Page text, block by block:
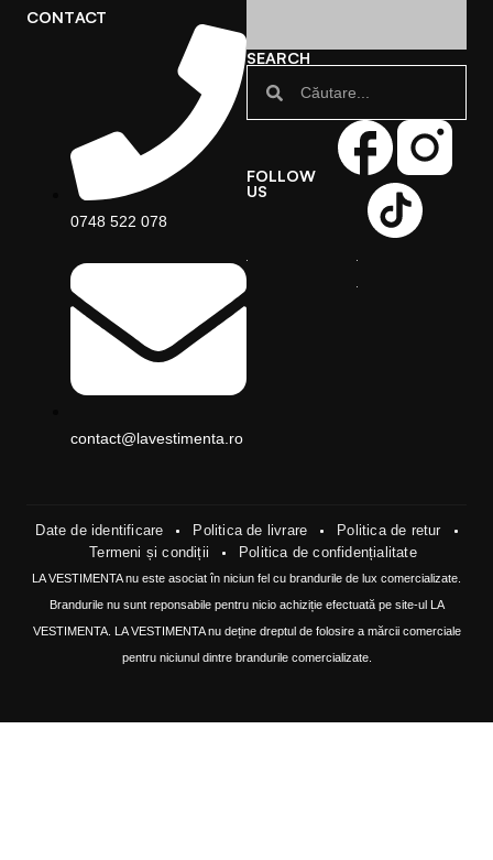
CONTACT
0748 522 078
contact@lavestimenta.ro
SEARCH
FOLLOW
US
Date de identificare Politica de livrare
Politica de retur
Termeni și condiții
Politica de confidențialitate
LA VESTIMENTA nu este asociat în niciun fel cu brandurile de lux comercializate.
Brandurile nu sunt reponsabile pentru nicio achiziție efectuată pe site-ul LA
VESTIMENTA. LA VESTIMENTA nu deține dreptul de folosire a mărcii comerciale
pentru niciunul dintre brandurile comercializate.